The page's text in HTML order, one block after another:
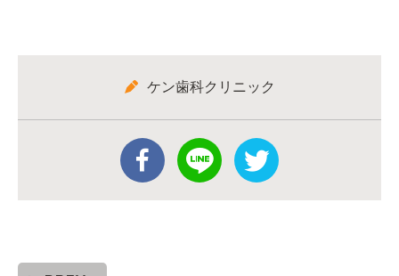
ケン歯科クリニック